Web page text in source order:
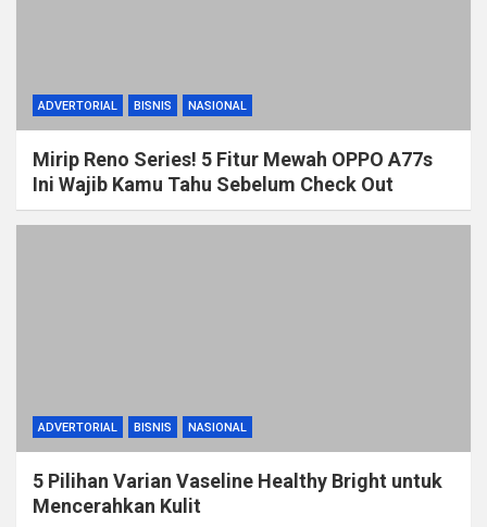
ADVERTORIAL BISNIS NASIONAL
Mirip Reno Series! 5 Fitur Mewah OPPO A77s
Ini Wajib Kamu Tahu Sebelum Check Out
ADVERTORIAL BISNIS NASIONAL
5 Pilihan Varian Vaseline Healthy Bright untuk
Mencerahkan Kulit